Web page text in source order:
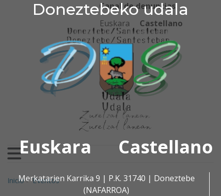
Doneztebeko udala
Euskara Castellano
Merkatarien Karrika 9 | P.K. 31740 | Doneztebe
(NAFARROA)
Ir al contenido
Doneztebeko udala
Canal de denuncias
Euskara
Castellano
Buscar:
Inicio>Eventos